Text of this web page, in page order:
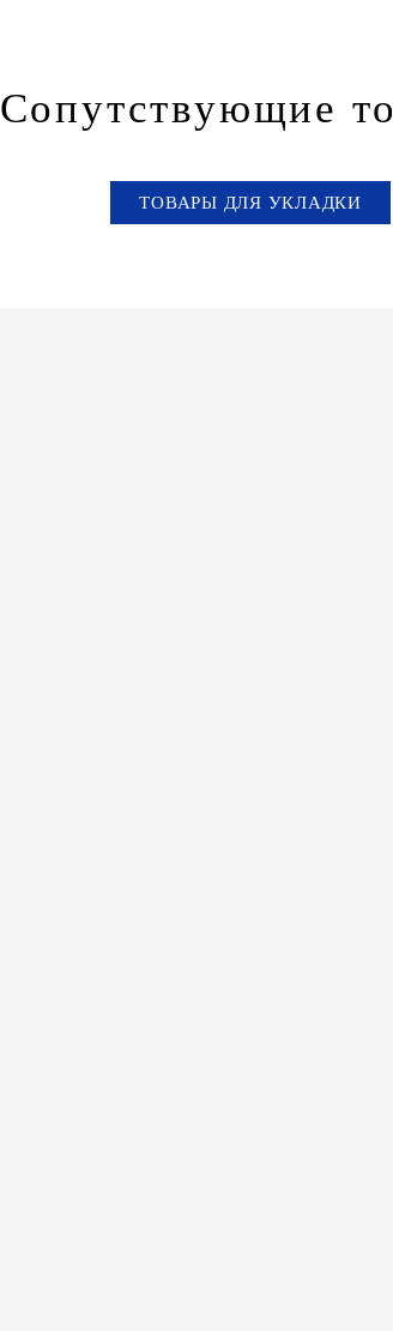
Сопутствующие
ТОВАРЫ ДЛЯ УКЛАДКИ